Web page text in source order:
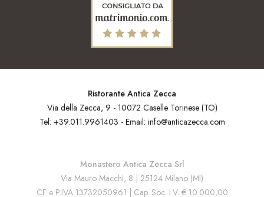
Ristorante Antica Zecca
Via della Zecca, 9 - 10072 Caselle Torinese (TO)
Tel: +39.011.9961403 - Email: info@anticazecca.com
Monastero Antica Zecca Srl
Via Mauro Macchi, 8 | 25124 Milano (MI)
CF e P.IVA 13732050961 | Cap. Soc. I.V. € 10.000,00